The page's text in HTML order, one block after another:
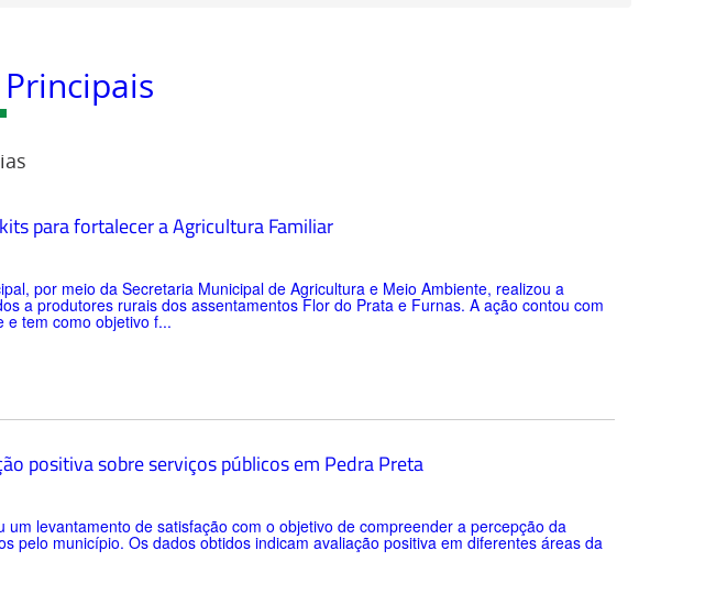
para fortalecer a Agricultura Familiar
por meio da Secretaria Municipal de Agricultura e Meio Ambiente, realizou a
a produtores rurais dos assentamentos Flor do Prata e Furnas. A ação contou com
e tem como objetivo f...
positiva sobre serviços públicos em Pedra Preta
levantamento de satisfação com o objetivo de compreender a percepção da
pelo município. Os dados obtidos indicam avaliação positiva em diferentes áreas da